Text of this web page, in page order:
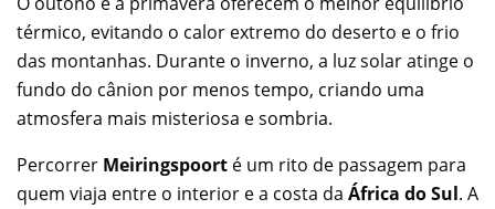
térmico, evitando o calor extremo do deserto e o frio
das montanhas. Durante o inverno, a luz solar atinge o
fundo do cânion por menos tempo, criando uma
atmosfera mais misteriosa e sombria.
Percorrer Meiringspoort é um rito de passagem para
quem viaja entre o interior e a costa da África do Sul. A